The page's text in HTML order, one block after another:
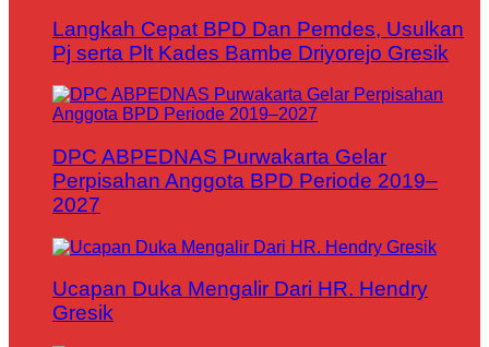
Langkah Cepat BPD Dan Pemdes, Usulkan
Pj serta Plt Kades Bambe Driyorejo Gresik
DPC ABPEDNAS Purwakarta Gelar
Perpisahan Anggota BPD Periode 2019–
2027
Ucapan Duka Mengalir Dari HR. Hendry
Gresik